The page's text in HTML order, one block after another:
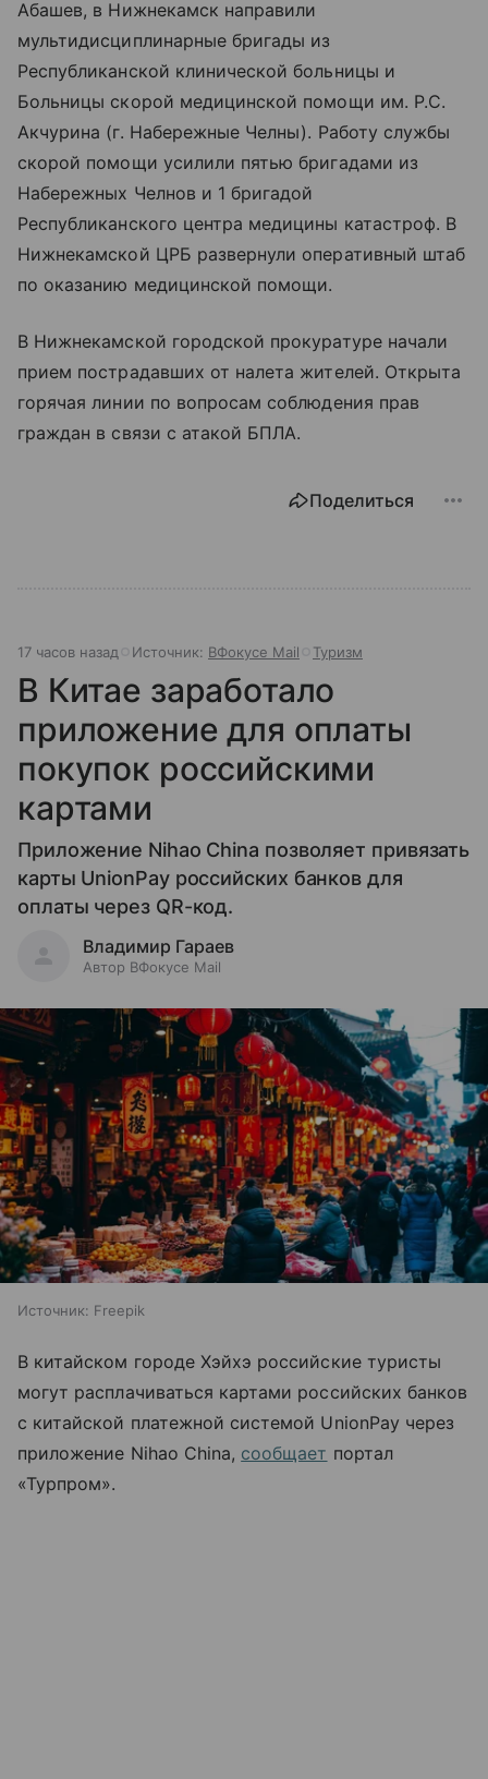
Абашев, в Нижнекамск направили
мультидисциплинарные бригады из
Республиканской клинической больницы и
Больницы скорой медицинской помощи им. Р.С.
Акчурина (г. Набережные Челны). Работу службы
скорой помощи усилили пятью бригадами из
Набережных Челнов и 1 бригадой
Республиканского центра медицины катастроф. В
Нижнекамской ЦРБ развернули оперативный штаб
по оказанию медицинской помощи.
В Нижнекамской городской прокуратуре начали
прием пострадавших от налета жителей. Открыта
горячая линии по вопросам соблюдения прав
граждан в связи с атакой БПЛА.
Поделиться
17 часов назад Источник: ВФокусе Mail Туризм
В Китае заработало
приложение для оплаты
покупок российскими
картами
Приложение Nihao China позволяет привязать
карты UnionPay российских банков для
оплаты через QR-код.
Владимир Гараев
Автор ВФокусе Mail
Источник: Freepik
В китайском городе Хэйхэ российские туристы
могут расплачиваться картами российских банков
с китайской платежной системой UnionPay через
приложение Nihao China, сообщает портал
«Турпром».